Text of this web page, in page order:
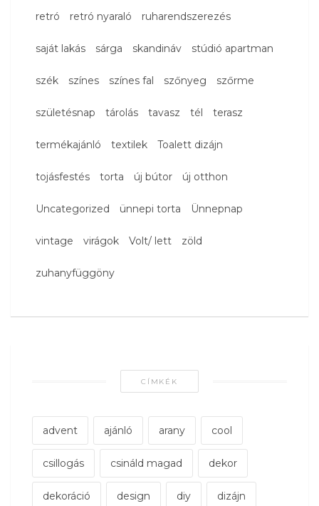
retró retró nyaraló ruharendszerezés
saját lakás sárga skandináv stúdió apartman
szék színes színes fal szőnyeg szőrme
születésnap tárolás tavasz tél terasz
termékajánló textilek Toalett dizájn
tojásfestés torta új bútor új otthon
Uncategorized ünnepi torta Ünnepnap
vintage virágok Volt/ lett zöld
zuhanyfüggöny
CÍMKÉK
advent ajánló arany cool
csillogás csináld magad dekor
dekoráció design diy dizájn